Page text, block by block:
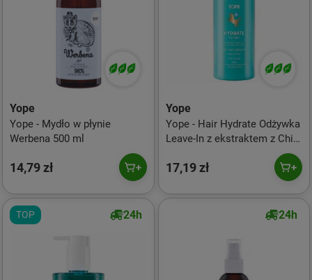
Yope
Yope - Mydło w płynie
Werbena 500 ml
14,79 zł
Yope
Yope - Hair Hydrate Odżywka
Leave-In z ekstraktem z Chia
17,19 zł
TOP 24h 24h